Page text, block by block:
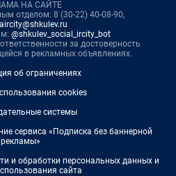
НА САЙТЕ
отделом: 8 (30-22) 40-08-90,
@shkulev_social_ircity_bot
за достоверность
в рекламных объявлениях.
об ограничениях
cookies
системы
сервиса «Подписка без баннерной
рекламы»
и обработки персональных данных и
сайта